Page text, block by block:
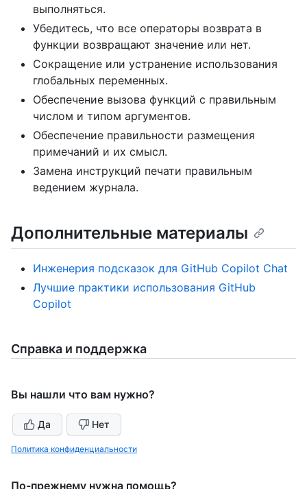
выполняться.
Убедитесь, что все операторы возврата в
функции возвращают значение или нет.
Сокращение или устранение использования
глобальных переменных.
Обеспечение вызова функций с правильным
числом и типом аргументов.
Обеспечение правильности размещения
примечаний и их смысл.
Замена инструкций печати правильным
ведением журнала.
Дополнительные материалы
Инженерия подсказок для GitHub Copilot Chat
Лучшие практики использования GitHub
Copilot
Справка и поддержка
Вы нашли что вам нужно?
Да Нет
Политика конфиденциальности
По-прежнему нужна помощь?